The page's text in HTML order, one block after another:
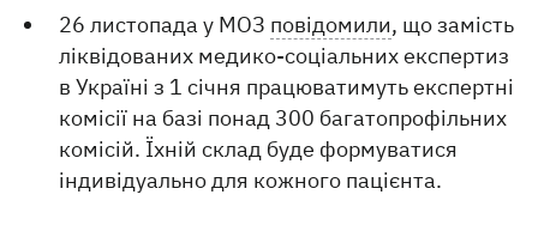
26 листопада у МОЗ повідомили, що замість
ліквідованих медико-соціальних експертиз
в Україні з 1 січня працюватимуть експертні
комісії на базі понад 300 багатопрофільних
комісій. Їхній склад буде формуватися
індивідуально для кожного пацієнта.